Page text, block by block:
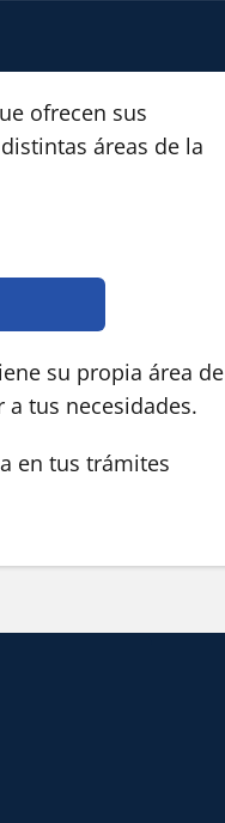
ofrecen sus
áreas de la
su propia área de
tus necesidades.
en tus trámites